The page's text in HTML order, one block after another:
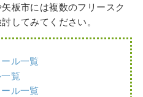
板市には複数のフリースク
してみてください。
ル一覧
覧
ル一覧